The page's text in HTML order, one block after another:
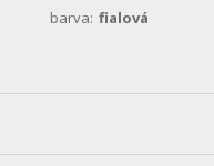
barva: fialová